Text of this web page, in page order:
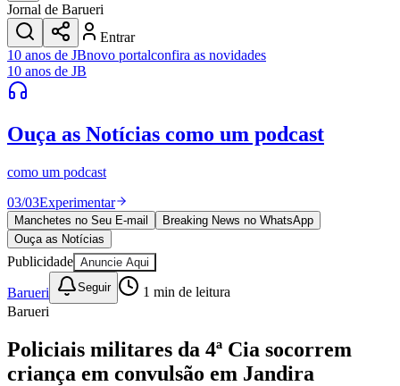
Transportes
Gastronomia
Cinema & Shows
JogosNovo
Para Sua Empresa
Anuncie no Portal
Cadastrar Empresa
Divulgar Vagas
Publicidade Legal
Política
Eleições
Esportes
Saúde
Segurança
Cultura
Meio Ambiente
Educação
Bairros de Barueri
Jornal de Barueri
Entrar
10 anos de JBnovo portalconfira as novidades
10 anos de JB
Ouça as Notícias como um podcast
como um podcast
03/03Experimentar
Manchetes no Seu E-mail
Breaking News no WhatsApp
Ouça as Notícias
Publicidade Anuncie Aqui
Barueri Seguir 1 min de leitura
Barueri
Policiais militares da 4ª Cia socorrem
criança em convulsão em Jandira